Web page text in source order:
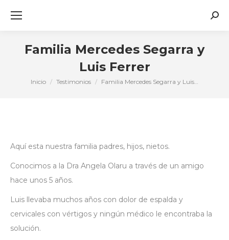
Familia Mercedes Segarra y
Luis Ferrer
Estás aquí:
Inicio Testimonios Familia Mercedes Segarra y Luis…
Aquí esta nuestra familia padres, hijos, nietos.
Conocimos a la Dra Angela Olaru a través de un amigo
hace unos 5 años.
Luis llevaba muchos años con dolor de espalda y
cervicales con vértigos y ningún médico le encontraba la
solución.